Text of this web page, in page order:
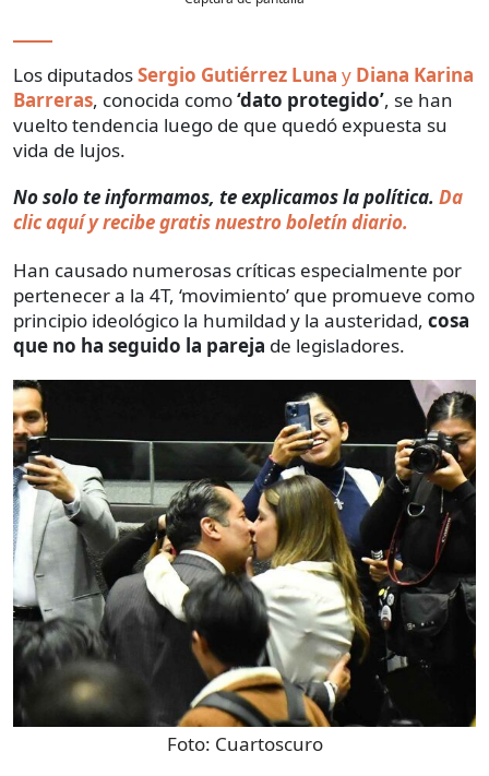
Los diputadosSergio Gutiérrez Luna y Diana Karina
Barreras, conocida como‘dato protegido’, se han
vuelto tendencia luego de que quedó expuesta su
vida de lujos.
No solo te informamos, te explicamos la política. Da
clic aquí y recibe gratis nuestro boletín diario.
Han causado numerosas críticas especialmente por
pertenecer a la 4T, ‘movimiento’ que promueve como
principio ideológico la humildad y la austeridad, cosa
que no ha seguido la pareja de legisladores.
Foto: Cuartoscuro